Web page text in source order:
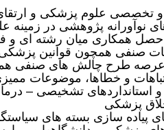
علوم پزشکی و
های نوآورانه پژوهشی در
همکاری میان رشته ای و
صنفی همچون قوانین
عرصه طرح چالش های صنفی
و خطاها، موضوعات
استانداردهای تشخیصی –
پزشکی
پیاده سازی بسته های